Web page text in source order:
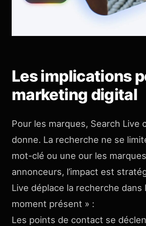
Les implications
marketing digital
Pour les marques, Search Live
donne. La recherche ne se
mot-clé ou une our les
annonceurs, l’impact est
Live déplace la recherche dans
moment présent » :
Les points de contact se